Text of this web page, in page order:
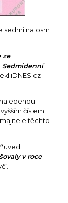
sedmi na osm
ze
Sedmidenní
iDNES.cz
číslem
těchto
uvedl
v roce